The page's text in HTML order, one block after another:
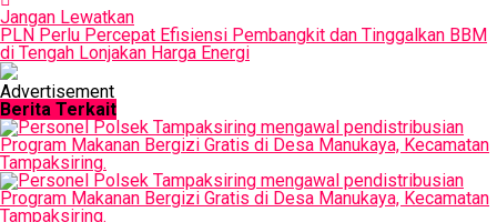
Jangan Lewatkan
PLN Perlu Percepat Efisiensi Pembangkit dan Tinggalkan BBM
di Tengah Lonjakan Harga Energi
Advertisement
Berita Terkait